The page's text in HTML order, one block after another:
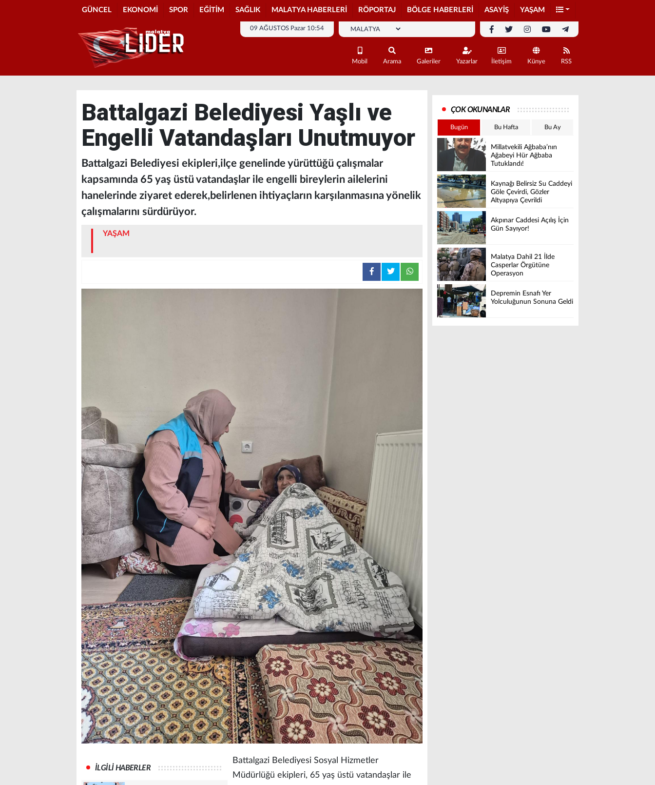
GÜNCEL EKONOMİ SPOR EĞİTİM SAĞLIK MALATYA HABERLERİ RÖPORTAJ BÖLGE HABERLERİ ASAYİŞ YAŞAM
09 AĞUSTOS Pazar 10:54
Mobil Arama Galeriler Yazarlar İletişim Künye RSS
Battalgazi Belediyesi Yaşlı ve
Engelli Vatandaşları Unutmuyor
Battalgazi Belediyesi ekipleri,ilçe genelinde yürüttüğü çalışmalar
kapsamında 65 yaş üstü vatandaşlar ile engelli bireylerin ailelerini
hanelerinde ziyaret ederek,belirlenen ihtiyaçların karşılanmasına yönelik
çalışmalarını sürdürüyor.
YAŞAM
İLGİLİ HABERLER
Battalgazi Belediyesi Sosyal Hizmetler
Müdürlüğü ekipleri, 65 yaş üstü vatandaşlar ile
ÇOK OKUNANLAR
Bugün Bu Hafta Bu Ay
Millatvekili Ağbaba’nın
Ağabeyi Hür Ağbaba
Tutuklandı!
Kaynağı Belirsiz Su Caddeyi
Göle Çevirdi, Gözler
Altyapıya Çevrildi
Akpınar Caddesi Açılış İçin
Gün Sayıyor!
Malatya Dahil 21 İlde
Casperlar Örgütüne
Operasyon
Depremin Esnafı Yer
Yolculuğunun Sonuna Geldi